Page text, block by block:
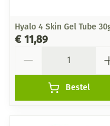
Hyalo 4 Skin Gel Tube
€ 11,89
Bestel